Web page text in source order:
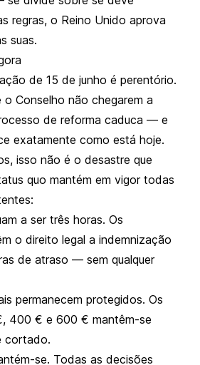
regras, o Reino Unido aprova
suas.
de 15 de junho é perentório.
Conselho não chegarem a
de reforma caduca — e
exatamente como está hoje.
isso não é o desastre que
quo mantém em vigor todas
a ser três horas. Os
o direito legal a indemnização
de atraso — sem qualquer
permanecem protegidos. Os
400 € e 600 € mantêm-se
cortado.
se. Todas as decisões